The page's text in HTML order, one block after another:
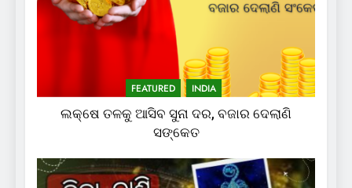
FEATURED INDIA
ଲକ୍ଷେ ତଳକୁ ଆସିବ ସୁନା ଦର, ବଜାର ଦେଲାଣି
ସଙ୍କେତ